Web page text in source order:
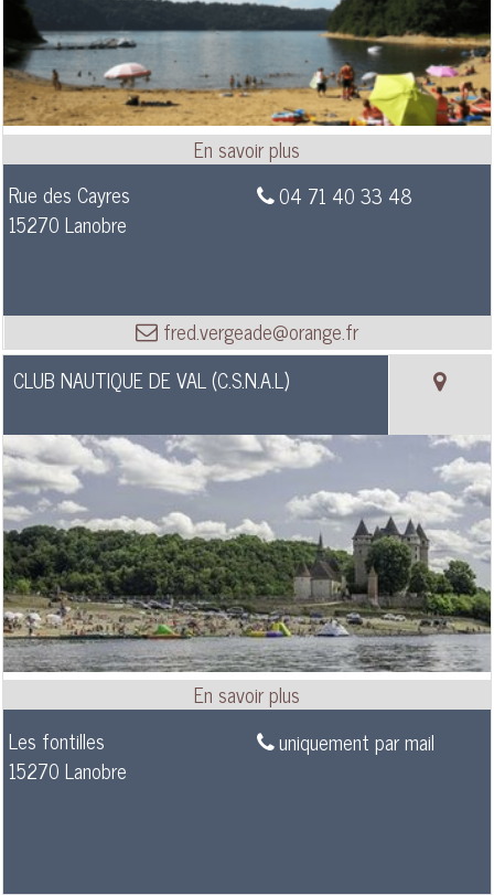
Rue des Cayres
15270 Lanobre
04 71 40 33 48
fred.vergeade@orange.fr
CLUB NAUTIQUE DE VAL (C.S.N.A.L)
Les fontilles
15270 Lanobre
uniquement par mail